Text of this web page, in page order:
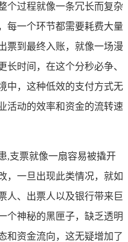
个过程就像一条冗长而复杂
每一个环节都需要耗费大量
票到最终入账，就像一场漫
长时间，在这个分秒必争、
中，这种低效的支付方式无
活动的效率和资金的流转速
,支票就像一扇容易被撬开
，一旦出现此类情况，就如
人、出票人以及银行带来巨
个神秘的黑匣子，缺乏透明
和资金流向，这无疑增加了